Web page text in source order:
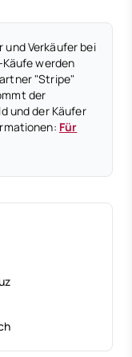
und Verkäufer bei
werden
"Stripe"
der
und der Käufer
Für